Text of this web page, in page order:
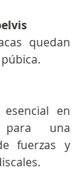
quedan
en
para una
fuerzas y